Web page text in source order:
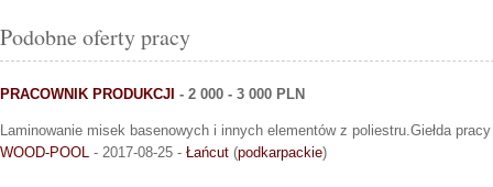
Podobne oferty pracy
PRACOWNIK PRODUKCJI - 2 000 - 3 000 PLN
Laminowanie misek basenowych i innych elementów z poliestru.Giełda
WOOD-POOL - 2017-08-25 - Łańcut (podkarpackie)